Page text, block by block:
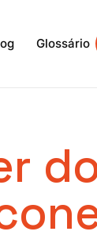
Glossário